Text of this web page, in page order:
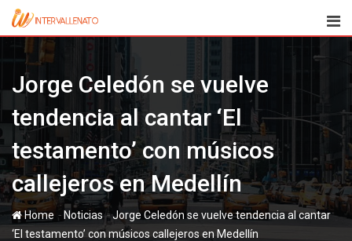
Skip
content
Jorge Celedón se vuelve
tendencia al cantar ‘El
testamento’ con músicos
callejeros en Medellín
Home - Noticias-Jorge Celedón se vuelve tendencia al cantar
‘El testamento’ con músicos callejeros en Medellín